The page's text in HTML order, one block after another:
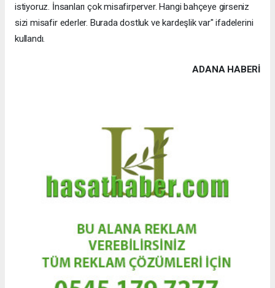
istiyoruz. İnsanları çok misafirperver. Hangi bahçeye girseniz
sizi misafir ederler. Burada dostluk ve kardeşlik var" ifadelerini
kullandı.
ADANA HABERİ